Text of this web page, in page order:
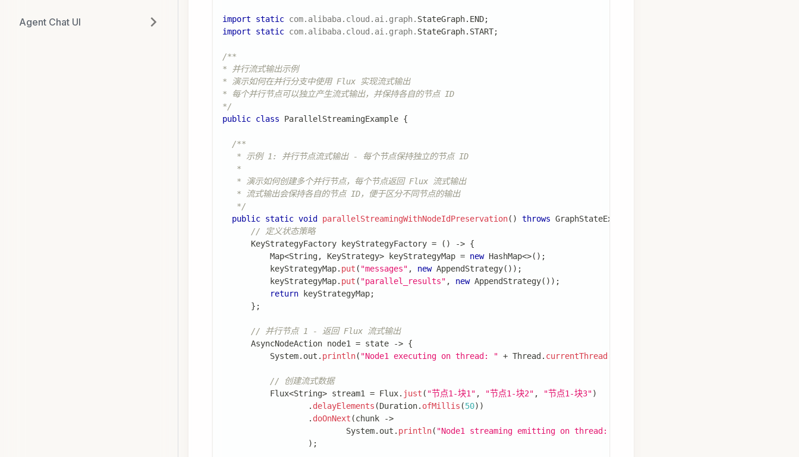
Agent Chat UI import static com. alibaba. cloud . ai. graph. StateGraph. END;
import
static com. alibaba. cloud . ai. graph. StateGraph. START;
/**
* 并行流式输出示例
* 演示如何在并行分支中使用 Flux 实现流式输出
* 每个并行节点可以独立产生流式输出，并保持各自的节点 ID
*/
public class ParallelStreamingExample {
/**
   * 示例 1: 并行节点流式输出 - 每个节点保持独立的节点 ID
   *
   * 演示如何创建多个并行节点，每个节点返回 Flux 流式输出
   * 流式输出会保持各自的节点 ID，便于区分不同节点的输出
   */
public static void parallelStreamingWithNodeIdPreservation( ) throws GraphStateException
// 定义状态策略
KeyStrategyFactory keyStrategyFactory = ( ) -> {
Map<String, KeyStrategy> keyStrategyMap = new HashMap<>( ) ;
          keyStrategyMap
. put ( "messages" , new AppendStrategy( ) ) ;
          keyStrategyMap
. put ( "parallel_results" , new AppendStrategy( ) ) ;
return keyStrategyMap;
} ;
// 并行节点 1 - 返回 Flux 流式输出
AsyncNodeAction node1 = state -> {
System. out . println( "Node1 executing on thread: " + Thread . currentThread
// 创建流式数据
Flux<String> stream1 = Flux. just ( "节点1-块1" , "节点1-块2" , "节点1-块3")
. delayElements (Duration. ofMillis (50) )
. doOnNext (chunk
->
System. out . println( "Node1 streaming emitting on thread: "
) ;